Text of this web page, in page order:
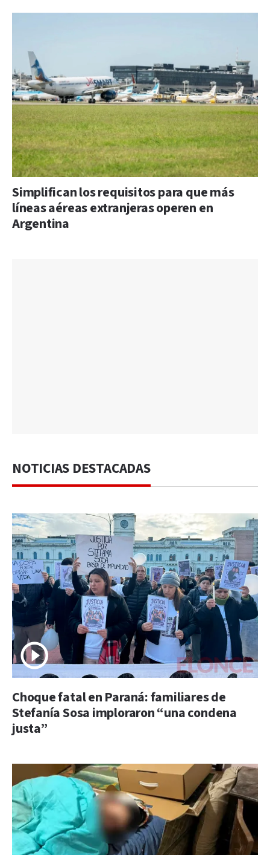
Simplifican los requisitos para que más
líneas aéreas extranjeras operen en
Argentina
NOTICIAS DESTACADAS
Choque fatal en Paraná: familiares de
Stefanía Sosa imploraron “una condena
justa”